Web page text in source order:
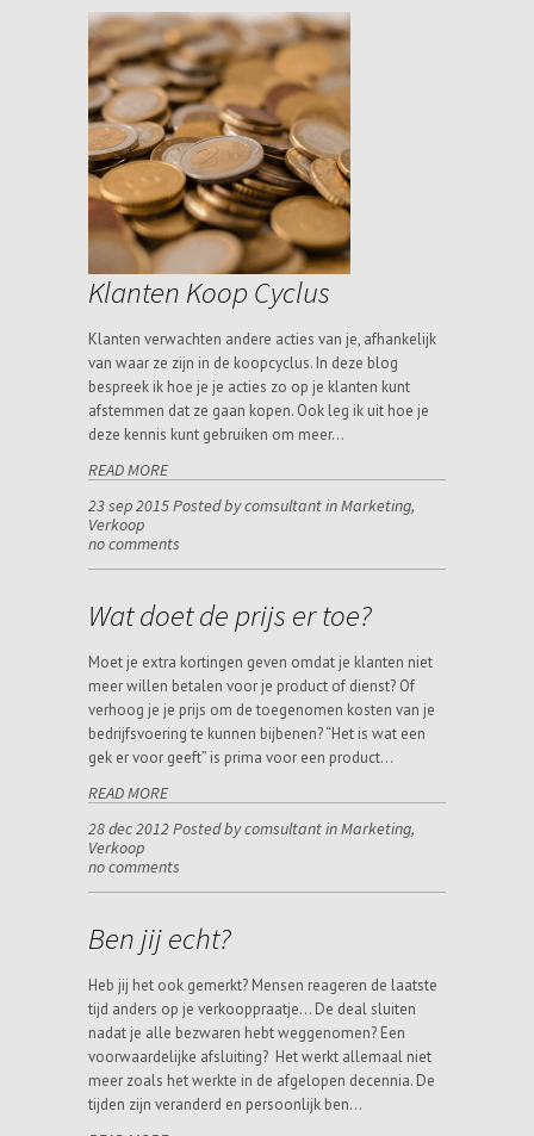
Klanten Koop Cyclus
Klanten verwachten andere acties van je, afhankelijk
van waar ze zijn in de koopcyclus. In deze blog
bespreek ik hoe je je acties zo op je klanten kunt
afstemmen dat ze gaan kopen. Ook leg ik uit hoe je
deze kennis kunt gebruiken om meer…
READ MORE
23 sep 2015 Posted by comsultant inMarketing,
Verkoop
no comments
Wat doet de prijs er toe?
Moet je extra kortingen geven omdat je klanten niet
meer willen betalen voor je product of dienst? Of
verhoog je je prijs om de toegenomen kosten van je
bedrijfsvoering te kunnen bijbenen? “Het is wat een
gek er voor geeft” is prima voor een product…
READ MORE
28 dec 2012 Posted by comsultant inMarketing,
Verkoop
no comments
Ben jij echt?
Heb jij het ook gemerkt? Mensen reageren de laatste
tijd anders op je verkooppraatje… De deal sluiten
nadat je alle bezwaren hebt weggenomen? Een
voorwaardelijke afsluiting? Het werkt allemaal niet
meer zoals het werkte in de afgelopen decennia. De
tijden zijn veranderd en persoonlijk ben…